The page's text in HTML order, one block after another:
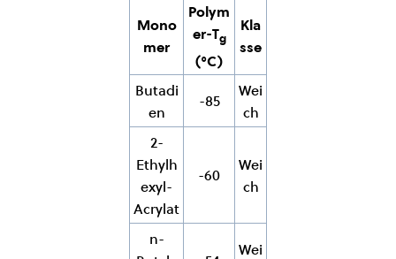
Mono
mer
Polym
er-Tg
(°C)
Kla
sse
Butadi
en
-85
Wei
ch
2-
Ethylh
exyl-
Acrylat
-60
Wei
ch
n-
Wei